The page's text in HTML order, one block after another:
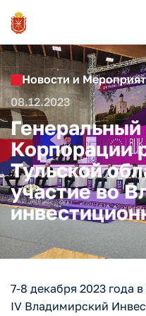
Новости и
08.12.2023
Корпорации
Тульской
участие во
7-8 декабря 2023 года
IV Владимирский